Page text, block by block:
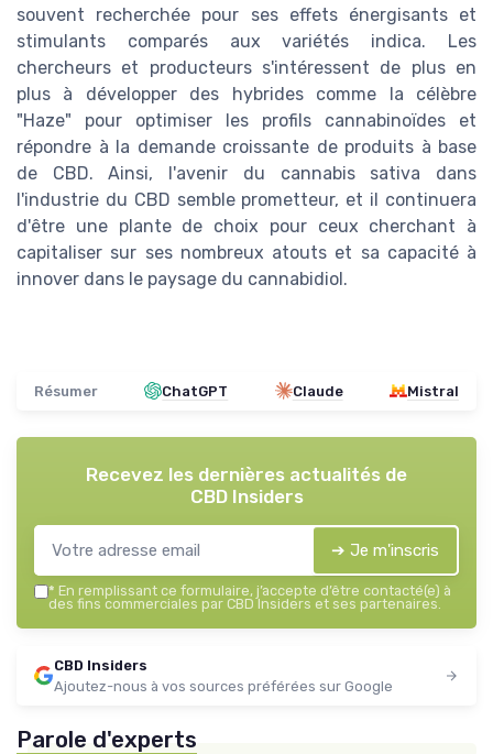
souvent recherchée pour ses effets énergisants et
stimulants comparés aux variétés indica. Les
chercheurs et producteurs s'intéressent de plus en
plus à développer des hybrides comme la célèbre
"Haze" pour optimiser les profils cannabinoïdes et
répondre à la demande croissante de produits à base
de CBD. Ainsi, l'avenir du cannabis sativa dans
l'industrie du CBD semble prometteur, et il continuera
d'être une plante de choix pour ceux cherchant à
capitaliser sur ses nombreux atouts et sa capacité à
innover dans le paysage du cannabidiol.
Résumer ChatGPT Claude Mistral
Recevez les dernières actualités de
CBD Insiders
➔ Je m'inscris
* En remplissant ce formulaire, j’accepte d’être contacté(e) à
des fins commerciales par CBD Insiders et ses partenaires.
CBD Insiders
Ajoutez-nous à vos sources préférées sur Google
Parole d'experts